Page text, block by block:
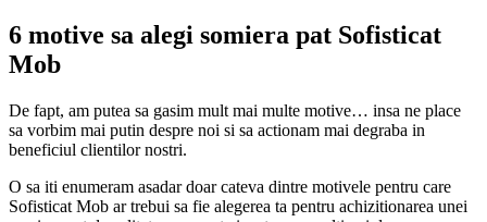
6 motive sa alegi somiera pat Sofisticat
Mob
De fapt, am putea sa gasim mult mai multe motive… insa ne place
sa vorbim mai putin despre noi si sa actionam mai degraba in
beneficiul clientilor nostri.
O sa iti enumeram asadar doar cateva dintre motivele pentru care
Sofisticat Mob ar trebui sa fie alegerea ta pentru achizitionarea unei